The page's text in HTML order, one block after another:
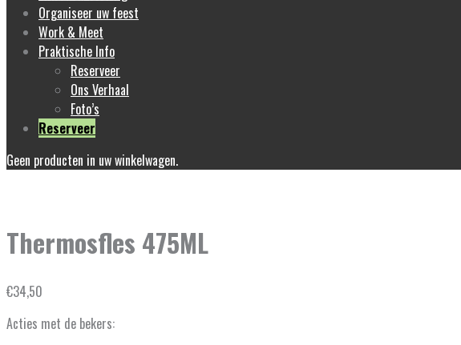
Organiseer uw feest
Work & Meet
Praktische Info
Reserveer
Ons Verhaal
Foto’s
Reserveer
Geen producten in uw winkelwagen.
Thermosfles 475ML
€34,50
Acties met de bekers: